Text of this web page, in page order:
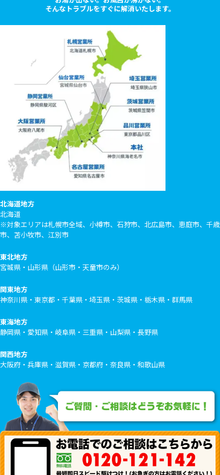
そんなトラブルをすぐに解消いたします。
北海道地方
北海道
※対象エリアは札幌市全域、小樽市、石狩市、北広島市、恵庭市、千歳
市、苫小牧市、江別市
東北地方
宮城県・山形県（山形市・天童市のみ）
関東地方
神奈川県・東京都・千葉県・埼玉県・茨城県・栃木県・群馬県
東海地方
静岡県・愛知県・岐阜県・三重県・山梨県・長野県
関西地方
大阪府・兵庫県・滋賀県・京都府・奈良県・和歌山県